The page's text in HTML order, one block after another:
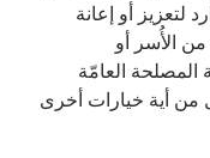
لتعزيز أو إعانة
الأُسر أو
العامّة
أية خيارات أخرى